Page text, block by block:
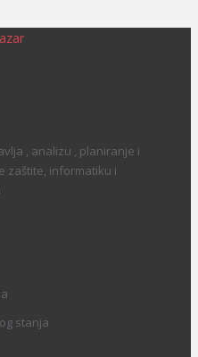
, analizu , planiranje i
zaštite, informatiku i
stanja